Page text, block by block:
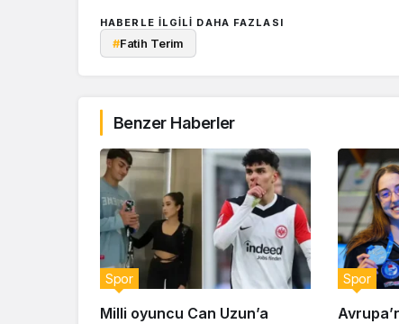
HABERLE ILGILI DAHA FAZLASI
#Fatih Terim
Benzer Haberler
Milli oyuncu Can Uzun’a
Spor Spor